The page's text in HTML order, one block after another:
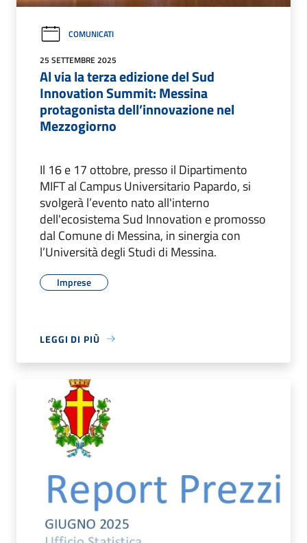
COMUNICATI
25 SETTEMBRE 2025
Al via la terza edizione del Sud
Innovation Summit: Messina
protagonista dell’innovazione nel
Mezzogiorno
Il 16 e 17 ottobre, presso il Dipartimento
MIFT al Campus Universitario Papardo, si
svolgerà l’evento nato all'interno
dell'ecosistema Sud Innovation e promosso
dal Comune di Messina, in sinergia con
l’Università degli Studi di Messina.
Imprese
LEGGI DI PIÙ